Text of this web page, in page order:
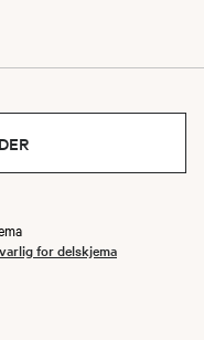
for delskjema